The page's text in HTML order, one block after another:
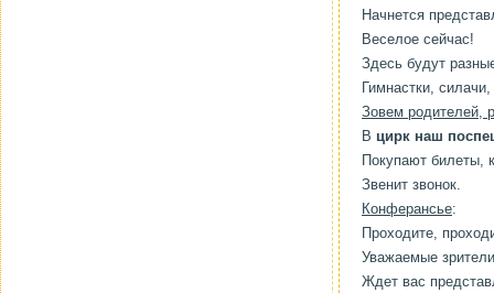
Начнется
Веселое сейчас!
Здесь будут
Гимнастки, силачи,
Зовем родителей,
В цирк наш
Покупают билеты,
Звенит звонок.
Конферансье:
Проходите,
Уважаемые
Ждет вас